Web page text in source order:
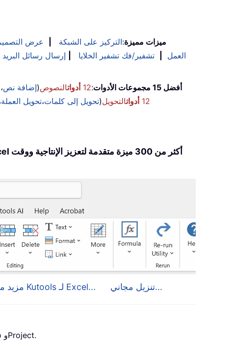
ميزات مميزة:التركيز على الشبكة عرض
العمل
تشفير/فك تشفير الخلايا إرسال رسائل
أفضل 15 مجموعات الأدوات
:
12 أدواتالنصوص(إضافة نص،
12 أدواتالتحويل(تحويل إلى كلمات،تحويل العملة
مزيد من التفاصيل حول Kutools لـ Excel... تنزيل مجاني...
، وPublisher وAccess وVisio وProject.